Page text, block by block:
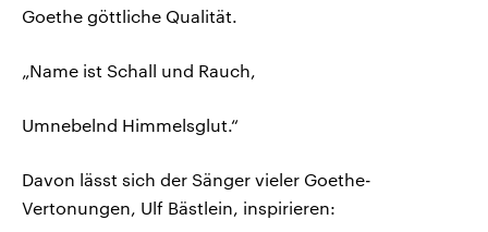
Goethe göttliche Qualität.
„Name ist Schall und Rauch,
Umnebelnd Himmelsglut.“
Davon lässt sich der Sänger vieler Goethe-
Vertonungen, Ulf Bästlein, inspirieren: